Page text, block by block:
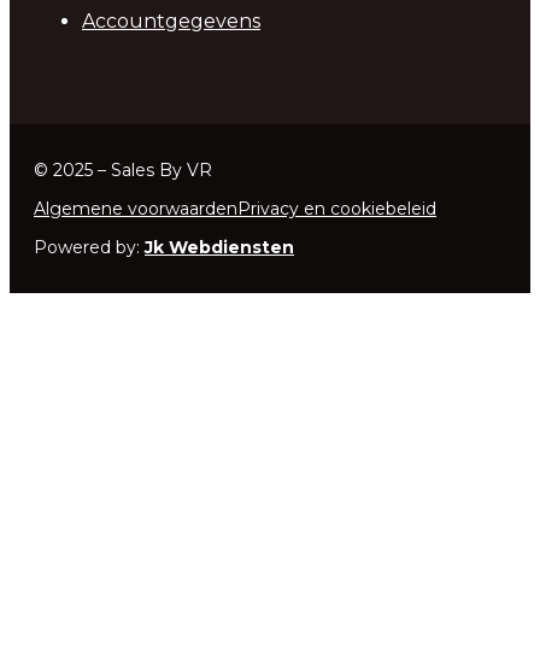
Accountgegevens
© 2025 – Sales By VR
Algemene voorwaarden Privacy en cookiebeleid
Powered by:Jk Webdiensten